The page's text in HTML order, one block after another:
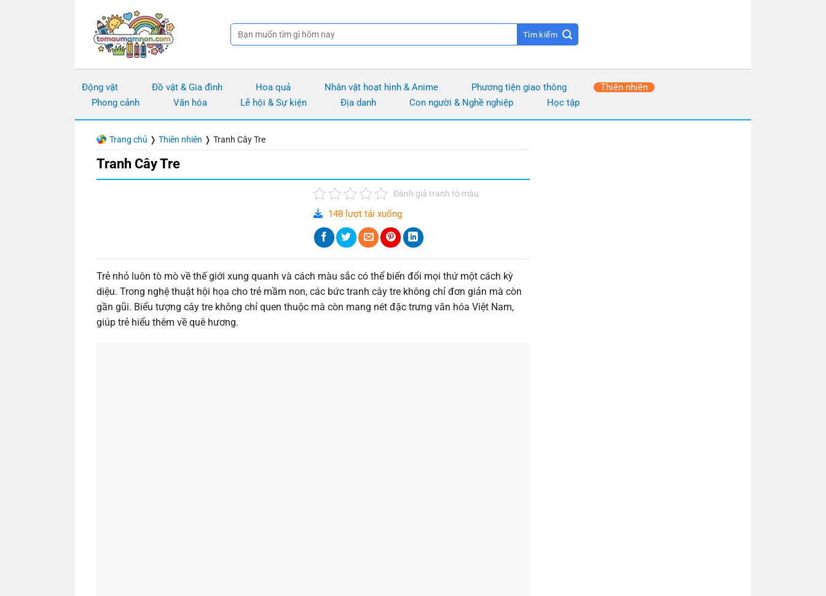
Động vật Đồ vật & Gia đình Hoa quả Nhân vật hoạt hình & Anime Phương tiện giao thông
Thiên nhiên
Phong cảnh
Văn hóa Lễ hội & Sự kiện Địa danh Con người & Nghề nghiệp Học tập
Trang chủ ❭ Thiên nhiên ❭ Tranh Cây Tre
Tranh Cây Tre
Đánh giá tranh tô màu
148 lượt tải xuống
Trẻ nhỏ luôn tò mò về thế giới xung quanh và cách màu sắc có thể biến đổi mọi thứ một cách kỳ
diệu. Trong nghệ thuật hội họa cho trẻ mầm non, các bức tranh cây tre không chỉ đơn giản mà còn
gần gũi. Biểu tượng cây tre không chỉ quen thuộc mà còn mang nét đặc trưng văn hóa Việt Nam,
giúp trẻ hiểu thêm về quê hương.